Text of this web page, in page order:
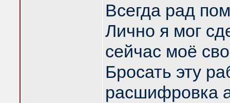
Всегда рад
Лично я мог
сейчас моё
Бросать эту
расшифровка